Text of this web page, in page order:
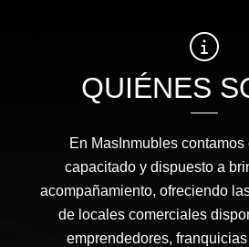
QUIÉNES
En MasInmubles
capacitado y dispuesto a
acompañamiento, ofreciendo
de locales comerciales
emprendedores,